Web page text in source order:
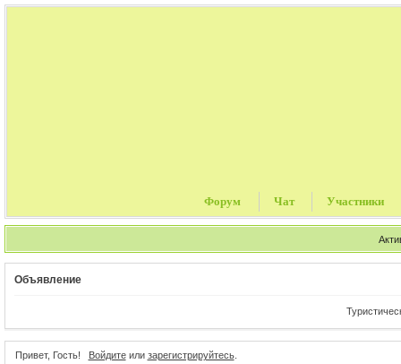
Форум Чат Участники
Объявление
Туристические
Привет, Гость! Войдитеили зарегистрируйтесь.